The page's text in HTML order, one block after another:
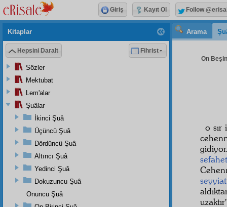
Arama
On
o
sefahet
seyyiat
Kitaplar
Hepsini Daralt Fihrist
Sözler
Mektubat
Lem'alar
Şuâlar
İkinci Şuâ
Üçüncü Şuâ
Dördüncü Şuâ
Altıncı Şuâ
Yedinci Şuâ
Dokuzuncu Şuâ
Onuncu Şuâ
Giriş Kayıt Ol Follow